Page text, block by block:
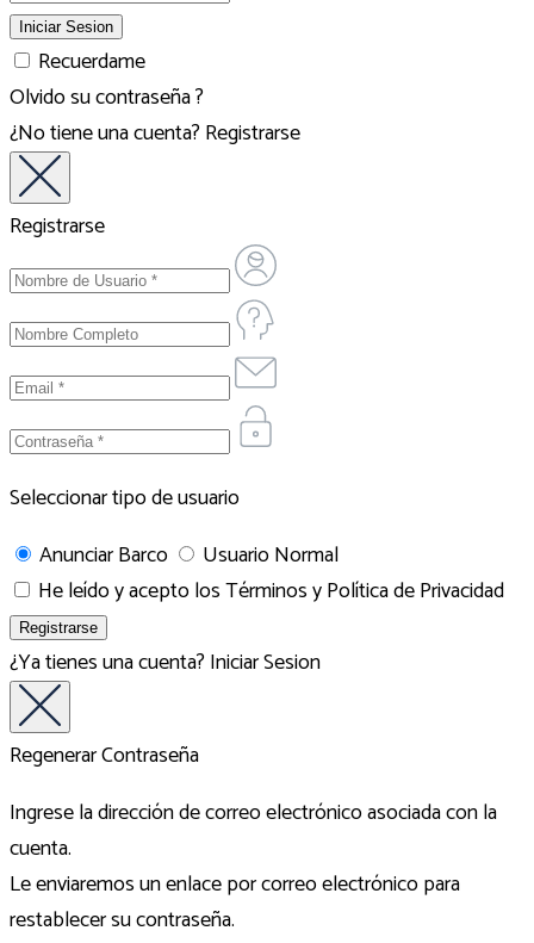
Recuerdame
Olvido su contraseña ?
¿No tiene una cuenta? Registrarse
Registrarse
Seleccionar tipo de usuario
Anunciar Barco
Usuario Normal
He leído y acepto losTérminos y Política de Privacidad
¿Ya tienes una cuenta? Iniciar Sesion
Regenerar Contraseña
Ingrese la dirección de correo electrónico asociada con la
cuenta.
Le enviaremos un enlace por correo electrónico para
restablecer su contraseña.